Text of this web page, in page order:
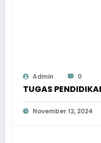
Admin 0
TUGAS
November 12, 2024